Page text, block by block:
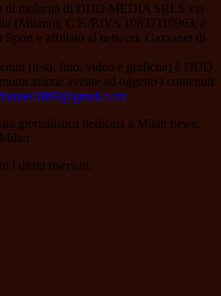
di titolarità di DDD MEDIA SRLS via
(Milano), C.F./P.IVA 10837110963, è
Sport e affiliato al network Gazzanet di
(testi, foto, video e grafiche) è DDD
avente ad oggetto i contenuti
giornalistica dedicata a Milan news,
i diritti riservati.